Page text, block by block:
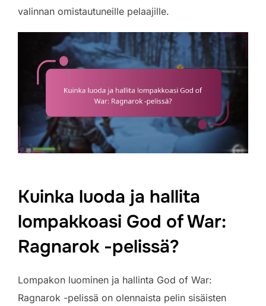
valinnan omistautuneille pelaajille.
Kuinka luoda ja hallita
lompakkoasi God of War:
Ragnarok -pelissä?
Lompakon luominen ja hallinta God of War:
Ragnarok -pelissä on olennaista pelin sisäisten